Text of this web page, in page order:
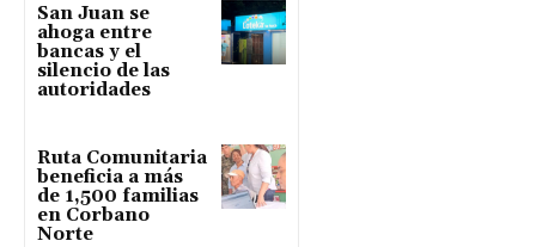
San Juan se
ahoga entre
bancas y el
silencio de las
autoridades
Ruta Comunitaria
beneficia a más
de 1,500 familias
en Corbano
Norte